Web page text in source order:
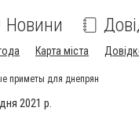
Новини
Карта міста
приметы для днепрян
2021 р.